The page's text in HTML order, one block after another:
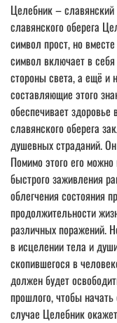
Целебник –
славянского оберега
символ прост, но
символ включает в
стороны света, а ещё и
составляющие этого
обеспечивает
славянского оберега
душевных страданий.
Помимо этого его
быстрого заживления
облегчения состояния
продолжительности
различных поражений.
в исцелении тела и
скопившегося в
должен будет
прошлого, чтобы
случае Целебник